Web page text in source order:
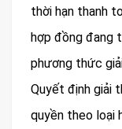
thời hạn thanh
hợp đồng đang
phương thức
Quyết định giải
quyền theo loại